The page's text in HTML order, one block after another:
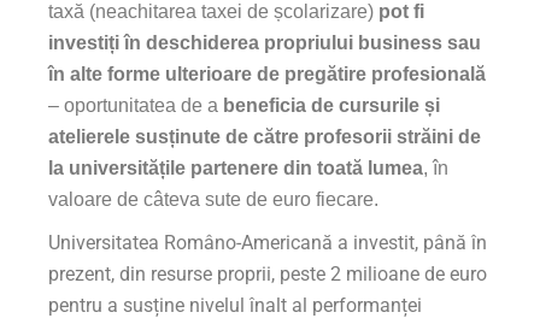
taxă (neachitarea taxei de școlarizare) pot fi
investiți în deschiderea propriului business sau
în alte forme ulterioare de pregătire profesională
– oportunitatea de a beneficia de cursurile și
atelierele susținute de către profesorii străini de
la universitățile partenere din toată lumea, în
valoare de câteva sute de euro fiecare.
Universitatea Româno-Americană a investit, până în
prezent, din resurse proprii, peste 2 milioane de euro
pentru a susține nivelul înalt al performanței